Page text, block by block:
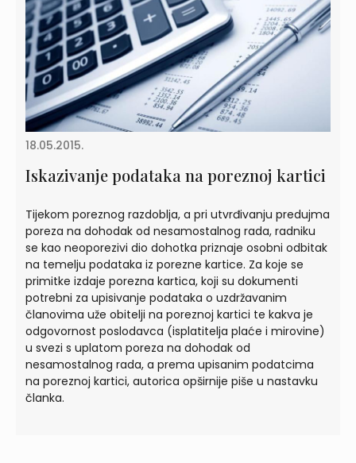
18.05.2015.
Iskazivanje podataka na poreznoj kartici
Tijekom poreznog razdoblja, a pri utvrđivanju predujma
poreza na dohodak od nesamostalnog rada, radniku
se kao neoporezivi dio dohotka priznaje osobni odbitak
na temelju podataka iz porezne kartice. Za koje se
primitke izdaje porezna kartica, koji su dokumenti
potrebni za upisivanje podataka o uzdržavanim
članovima uže obitelji na poreznoj kartici te kakva je
odgovornost poslodavca (isplatitelja plaće i mirovine)
u svezi s uplatom poreza na dohodak od
nesamostalnog rada, a prema upisanim podatcima
na poreznoj kartici, autorica opširnije piše u nastavku
članka.